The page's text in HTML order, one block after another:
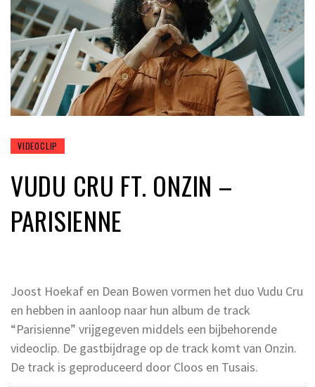
VIDEOCLIP
VUDU CRU FT. ONZIN –
PARISIENNE
Joost Hoekaf en Dean Bowen vormen het duo Vudu Cru
en hebben in aanloop naar hun album de track
“Parisienne” vrijgegeven middels een bijbehorende
videoclip. De gastbijdrage op de track komt van Onzin.
De track is geproduceerd door Cloos en Tusais.